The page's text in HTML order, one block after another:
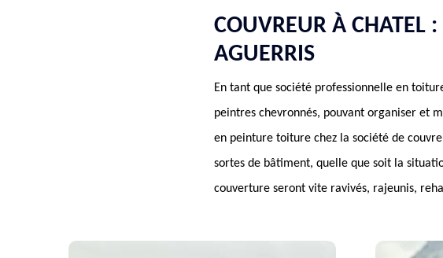
COUVREUR À CHATEL
AGUERRIS
En tant que société professionnelle en
peintres chevronnés, pouvant organiser et
en peinture toiture chez la société de
sortes de bâtiment, quelle que soit la
couverture seront vite ravivés, rajeunis,